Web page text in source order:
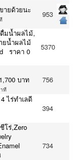
ยด้วยนะ
953
มน้ำผลไม้,
ยน้ำผลไม้
ราคา 0
5370
บาท
ที
756
ไร่ทำเลดี
394
โร่,Zero
734